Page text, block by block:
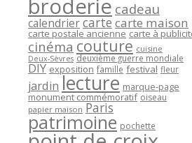
broderie cadeau
calendriercartecarte maison
carte postale ancienne carte à
cinéma couture cuisine
Deux-Sèvres deuxième guerre mondiale
DIY exposition famille festival fleur
jardin lecture marque-page
monument commémoratif oiseau
papier maison Paris
patrimoine pochette